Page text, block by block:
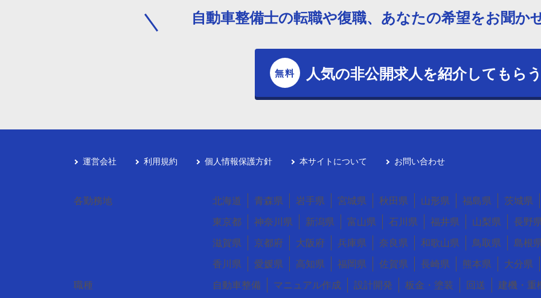
自動車整備士の転職や復職、あなたの希望をお聞か
人気の非公開求人を紹介してもらう
運営会社 利用規約 個人情報保護方針 本サイトについて お問い合わせ
各勤務地 北海道 青森県 岩手県 宮城県 秋田県 山形県 福島県 茨城県
東京都 神奈川県 新潟県 富山県 石川県 福井県 山梨県 長野
滋賀県 京都府 大阪府 兵庫県 奈良県 和歌山県 鳥取県 島根
香川県 愛媛県 高知県 福岡県 佐賀県 長崎県 熊本県 大分県
職種 自動車整備 マニュアル作成 設計開発 板金・塗装 回送 建機・重